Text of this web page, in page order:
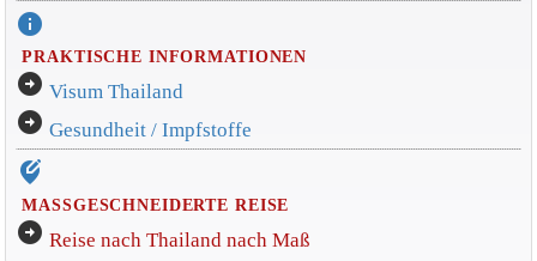
info
PRAKTISCHE INFORMATIONEN
arrow_circle_right Visum Thailand
arrow_circle_right Gesundheit / Impfstoffe
edit_location_alt
MASSGESCHNEIDERTE REISE
arrow_circle_right Reise nach Thailand nach Maß